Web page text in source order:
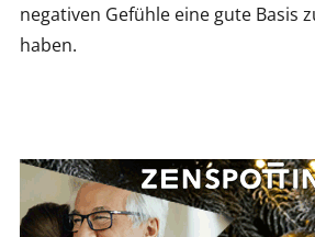
negativen Gefühle eine gute Basis
haben.